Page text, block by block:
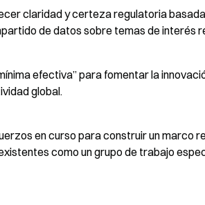
claridad y certeza regulatoria
de datos sobre temas de interés
efectiva” para fomentar la
global.
en curso para construir un marco
como un grupo de trabajo